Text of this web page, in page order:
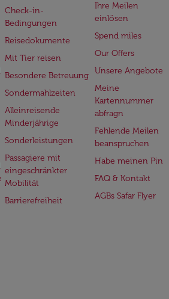
Check-in-
Bedingungen
Reisedokumente
Mit Tier reisen
Besondere Betreuung
Sondermahlzeiten
Alleinreisende
Minderjährige
Sonderleistungen
Passagiere mit
eingeschränkter
Mobilität
Barrierefreiheit
Ihre Meilen
einlösen
Spend miles
Our Offers
Unsere Angebote
Meine
Kartennummer
abfragn
Fehlende Meilen
beanspruchen
Habe meinen Pin
FAQ & Kontakt
AGBs Safar Flyer